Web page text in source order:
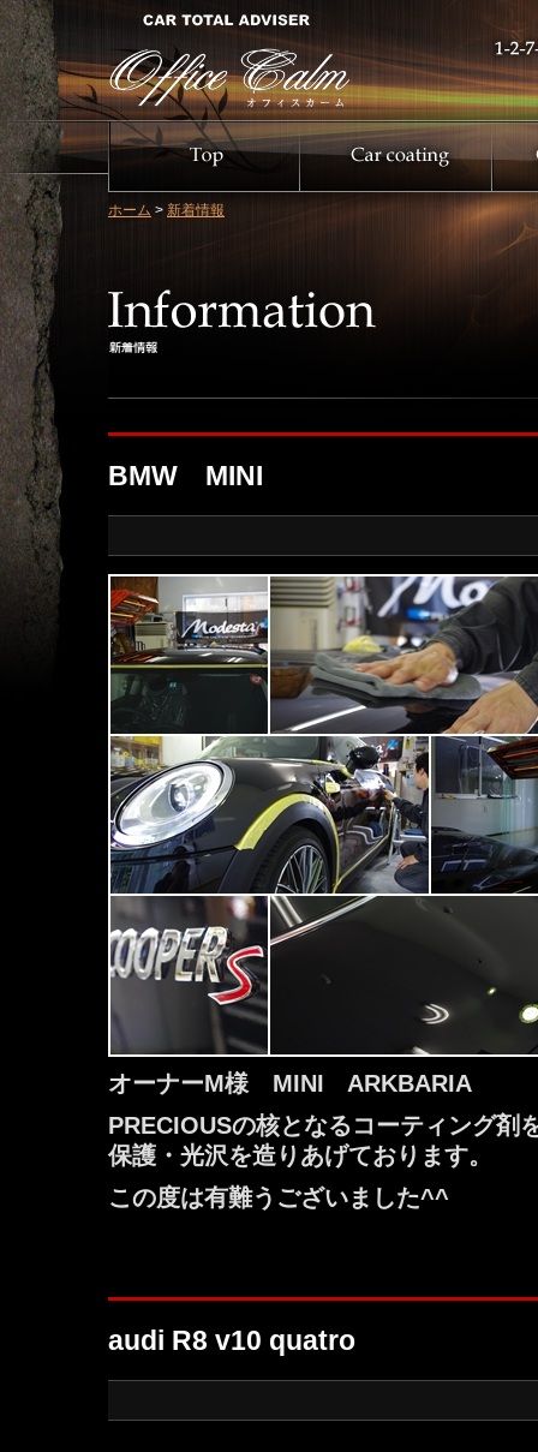
ホーム > 新着情報
BMW MINI
オーナーM様 MINI ARKBARIA
PRECIOUSの核となるコーティング剤
保護・光沢を造りあげております。
この度は有難うございました^^
audi R8 v10 quatro